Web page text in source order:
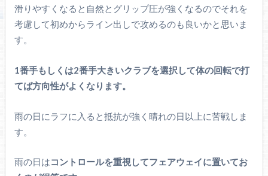
滑りやすくなると自然とグリップ圧が強くなるのでそれを
考慮して初めからライン出しで攻めるのも良いかと思いま
す。
1番手もしくは2番手大きいクラブを選択して体の回転で打
てば方向性がよくなります。
雨の日にラフに入ると抵抗が強く晴れの日以上に苦戦しま
す。
雨の日はコントロールを重視してフェアウェイに置いてお